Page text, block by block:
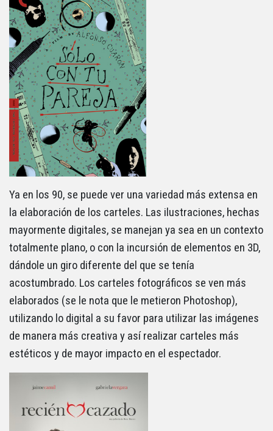
Ya en los 90, se puede ver una variedad más extensa en
la elaboración de los carteles. Las ilustraciones, hechas
mayormente digitales, se manejan ya sea en un contexto
totalmente plano, o con la incursión de elementos en 3D,
dándole un giro diferente del que se tenía
acostumbrado. Los carteles fotográficos se ven más
elaborados (se le nota que le metieron Photoshop),
utilizando lo digital a su favor para utilizar las imágenes
de manera más creativa y así realizar carteles más
estéticos y de mayor impacto en el espectador.